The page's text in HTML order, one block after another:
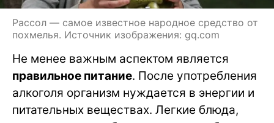
Рассол — самое известное народное средство от
похмелья. Источник изображения: gq.com
Не менее важным аспектом является
правильное питание. После употребления
алкоголя организм нуждается в энергии и
питательных веществах. Легкие блюда,